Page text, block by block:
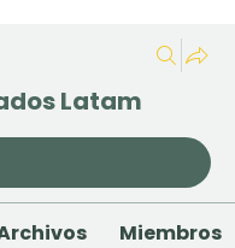
Latam
Miembros